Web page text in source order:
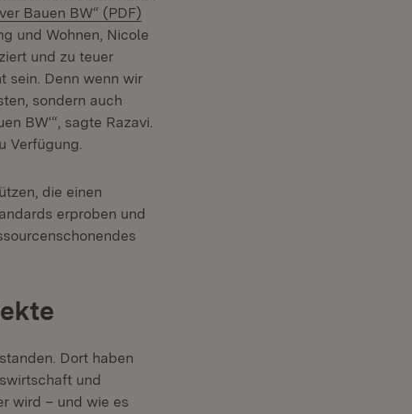
Bauen BW“ (PDF)
und Wohnen, Nicole
und zu teuer
sein. Denn wenn wir
sondern auch
BW‘“, sagte Razavi.
Verfügung.
die einen
erproben und
Dort haben
und
wird – und wie es